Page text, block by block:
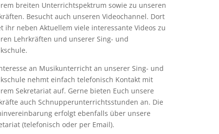
breiten Unterrichtspektrum sowie zu unseren
Besucht auch unseren Videochannel. Dort
ihr neben Aktuellem viele interessante Videos zu
Lehrkräften und unserer Sing- und
an Musikunterricht an unserer Sing- und
nehmt einfach telefonisch Kontakt mit
Sekretariat auf. Gerne bieten Euch unsere
auch Schnupperunterrichtsstunden an. Die
erfolgt ebenfalls über unsere
(telefonisch oder per Email).